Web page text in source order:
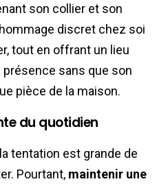
son collier et son
discret chez soi
tout en offrant un lieu
sans que son
pièce de la maison.
du quotidien
tentation est grande de
Pourtant, maintenir une